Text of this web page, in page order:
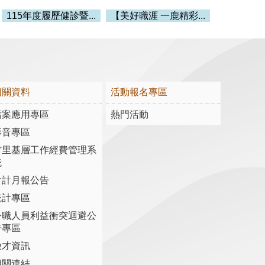
115年度履歷健診暨... 【美好職涯 一鹿精彩...
關資料
案應用專區
專區
里基層工作經費管理系
計月報公告
專區
職人員利益衝突迴避公
區
才資訊
活動報名專區
熱門活動